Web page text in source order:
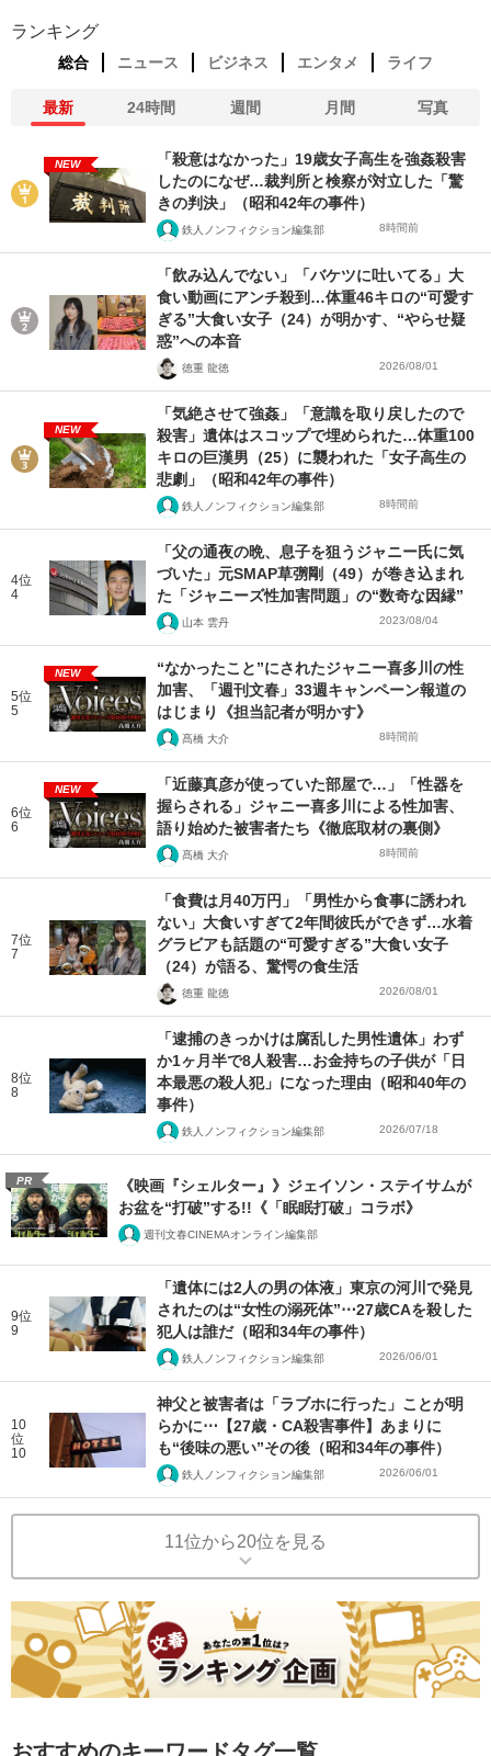
ランキング
総合 ニュース ビジネス エンタメ ライフ
最新 24時間 週間 月間 写真
NEW
「殺意はなかった」19歳女子高生を強姦殺害
したのになぜ…裁判所と検察が対立した「驚
きの判決」（昭和42年の事件）
鉄人ノンフィクション編集部 8時間前
「飲み込んでない」「バケツに吐いてる」大
食い動画にアンチ殺到…体重46キロの“可愛す
ぎる”大食い女子（24）が明かす、“やらせ疑
惑”への本音
徳重 龍徳 2026/08/01
NEW
「気絶させて強姦」「意識を取り戻したので
殺害」遺体はスコップで埋められた…体重100
キロの巨漢男（25）に襲われた「女子高生の
悲劇」（昭和42年の事件）
鉄人ノンフィクション編集部 8時間前
4位
4
「父の通夜の晩、息子を狙うジャニー氏に気
づいた」元SMAP草彅剛（49）が巻き込まれ
た「ジャニーズ性加害問題」の“数奇な因縁”
山本 雲丹 2023/08/04
5位
5
NEW
“なかったこと”にされたジャニー喜多川の性
加害、「週刊文春」33週キャンペーン報道の
はじまり《担当記者が明かす》
髙橋 大介 8時間前
6位
6
NEW
「近藤真彦が使っていた部屋で…」「性器を
握らされる」ジャニー喜多川による性加害、
語り始めた被害者たち《徹底取材の裏側》
髙橋 大介 8時間前
7位
7
「食費は月40万円」「男性から食事に誘われ
ない」大食いすぎて2年間彼氏ができず…水着
グラビアも話題の“可愛すぎる”大食い女子
（24）が語る、驚愕の食生活
徳重 龍徳 2026/08/01
8位
8
「逮捕のきっかけは腐乱した男性遺体」わず
か1ヶ月半で8人殺害…お金持ちの子供が「日
本最悪の殺人犯」になった理由（昭和40年の
事件）
鉄人ノンフィクション編集部 2026/07/18
PR
《映画『シェルター』》ジェイソン・ステイサムが
お盆を“打破”する!!《「眠眠打破」コラボ》
週刊文春CINEMAオンライン編集部
9位
9
「遺体には2人の男の体液」東京の河川で発見
されたのは“女性の溺死体”⋯27歳CAを殺した
犯人は誰だ（昭和34年の事件）
鉄人ノンフィクション編集部 2026/06/01
10
位
10
神父と被害者は「ラブホに行った」ことが明
らかに⋯【27歳・CA殺害事件】あまりに
も“後味の悪い”その後（昭和34年の事件）
鉄人ノンフィクション編集部 2026/06/01
11位から20位を見る